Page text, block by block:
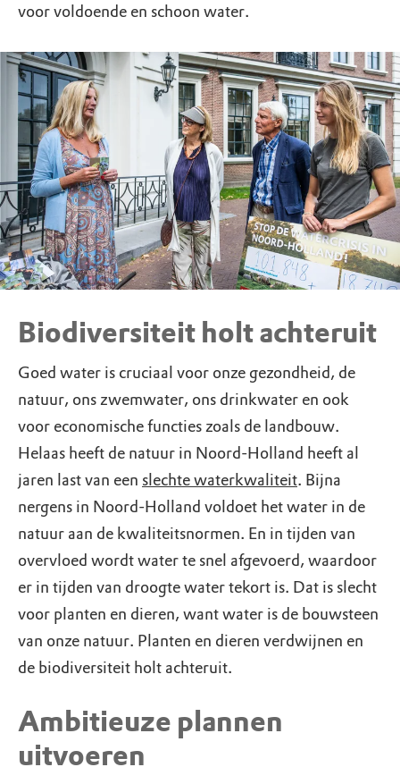
voor voldoende en schoon water.
Biodiversiteit holt achteruit
Goed water is cruciaal voor onze gezondheid, de
natuur, ons zwemwater, ons drinkwater en ook
voor economische functies zoals de landbouw.
Helaas heeft de natuur in Noord-Holland heeft al
jaren last van een slechte waterkwaliteit. Bijna
nergens in Noord-Holland voldoet het water in de
natuur aan de kwaliteitsnormen. En in tijden van
overvloed wordt water te snel afgevoerd, waardoor
er in tijden van droogte water tekort is. Dat is slecht
voor planten en dieren, want water is de bouwsteen
van onze natuur. Planten en dieren verdwijnen en
de biodiversiteit holt achteruit.
Ambitieuze plannen
uitvoeren